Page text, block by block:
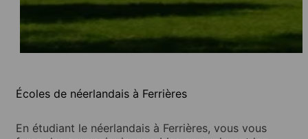
Écoles de néerlandais à Ferrières
En étudiant le néerlandais à Ferrières, vous vous